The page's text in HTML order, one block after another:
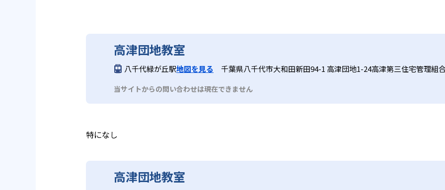
高津団地教室
八千代緑が丘駅地図を見る 千葉県八千代市大和田新田94-1 高津団地1-24高津第三住宅管理組
当サイトからの問い合わせは現在できません
特になし
高津団地教室